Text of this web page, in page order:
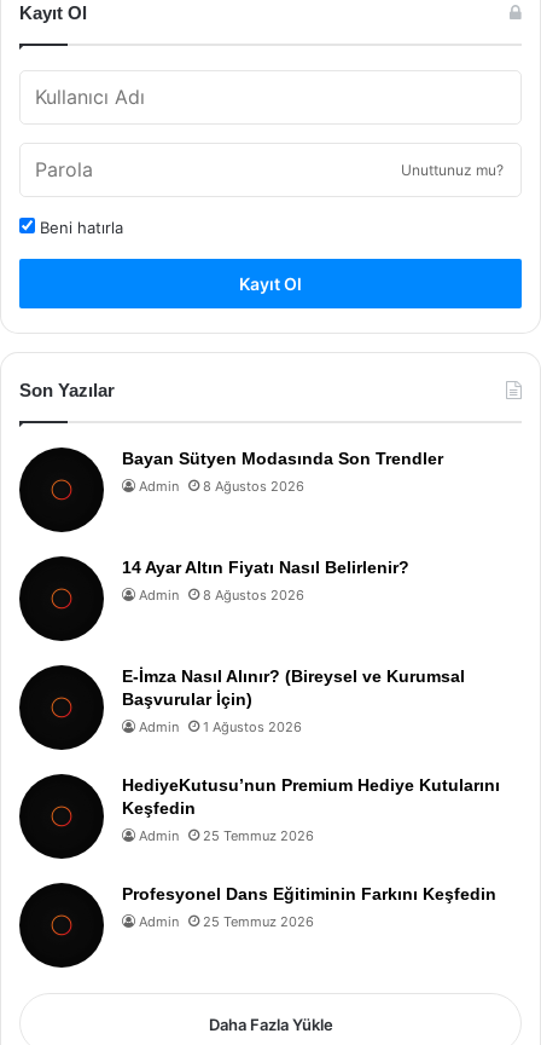
Kayıt Ol
Unuttunuz mu?
Beni hatırla
Kayıt Ol
Son Yazılar
Bayan Sütyen Modasında Son Trendler
Admin 8 Ağustos 2026
14 Ayar Altın Fiyatı Nasıl Belirlenir?
Admin 8 Ağustos 2026
E-İmza Nasıl Alınır? (Bireysel ve Kurumsal
Başvurular İçin)
Admin 1 Ağustos 2026
HediyeKutusu’nun Premium Hediye Kutularını
Keşfedin
Admin 25 Temmuz 2026
Profesyonel Dans Eğitiminin Farkını Keşfedin
Admin 25 Temmuz 2026
Daha Fazla Yükle